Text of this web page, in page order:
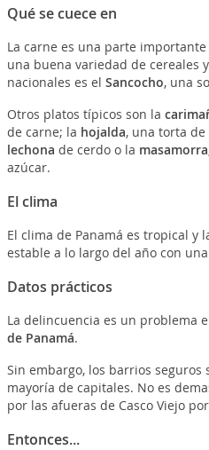
Qué se cuece en
La carne es una parte
una buena variedad de cereales
nacionales es el Sancocho, una
Otros platos típicos son la
de carne; la hojalda, una torta
lechona de cerdo o la masamorra
azúcar.
El clima
El clima de Panamá es tropical y
estable a lo largo del año con
Datos prácticos
La delincuencia es un problema
de Panamá.
Sin embargo, los barrios seguros
mayoría de capitales. No es
por las afueras de Casco Viejo
Entonces...